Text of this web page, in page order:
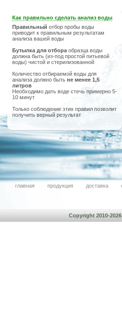
Как правильно сделать анализ воды
Правильный отбор пробы воды
приводит к правильным результатам
анализа вашей воды
Бутылка для отбора образца воды
должна быть (из-под простой питьевой
воды) чистой и стерилизованной
Количество отбираемой воды для
анализа должно быть не менее 1,5
литров
Необходимо дать воде стечь примерно 5-
10 минут
Только соблюдение этих правил позволит
получить верный результат
главная продукция доставка
Copyright 2010-